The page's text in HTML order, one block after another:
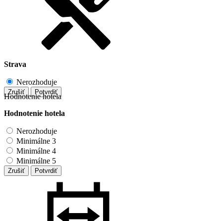
Strava
Nerozhoduje
Zrušiť Potvrdiť
Hodnotenie hotela
Hodnotenie hotela
Nerozhoduje
Minimálne 3
Minimálne 4
Minimálne 5
Zrušiť Potvrdiť